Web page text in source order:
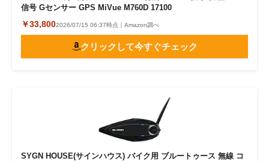
信号 Gセンサー GPS MiVue M760D 17100
￥33,8002026/07/15 06:37時点｜Amazon調べ
クリックして今すぐチェック
SYGN HOUSE(サインハウス) バイク用 ブルートゥース 無線 コ